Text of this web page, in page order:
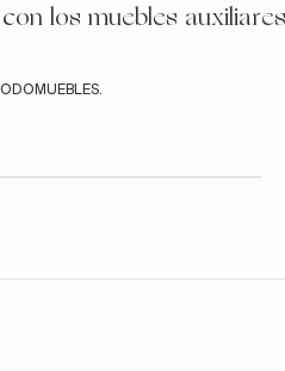
los muebles auxiliares